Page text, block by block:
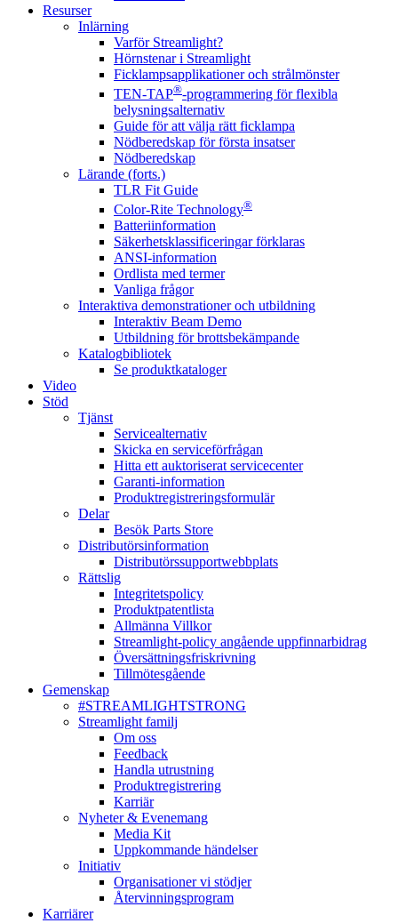
Resurser
Inlärning
Varför Streamlight?
Hörnstenar i Streamlight
Ficklampsapplikationer och strålmönster
TEN-TAP®-programmering för flexibla
belysningsalternativ
Guide för att välja rätt ficklampa
Nödberedskap för första insatser
Nödberedskap
Lärande (forts.)
TLR Fit Guide
Color-Rite Technology®
Batteriinformation
Säkerhetsklassificeringar förklaras
ANSI-information
Ordlista med termer
Vanliga frågor
Interaktiva demonstrationer och utbildning
Interaktiv Beam Demo
Utbildning för brottsbekämpande
Katalogbibliotek
Se produktkataloger
Video
Stöd
Tjänst
Servicealternativ
Skicka en serviceförfrågan
Hitta ett auktoriserat servicecenter
Garanti-information
Produktregistreringsformulär
Delar
Besök Parts Store
Distributörsinformation
Distributörssupportwebbplats
Rättslig
Integritetspolicy
Produktpatentlista
Allmänna Villkor
Streamlight-policy angående uppfinnarbidrag
Översättningsfriskrivning
Tillmötesgående
Gemenskap
#STREAMLIGHTSTRONG
Streamlight familj
Om oss
Feedback
Handla utrustning
Produktregistrering
Karriär
Nyheter & Evenemang
Media Kit
Uppkommande händelser
Initiativ
Organisationer vi stödjer
Återvinningsprogram
Karriärer